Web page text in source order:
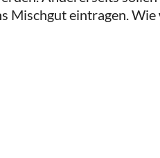
Mischgut eintragen.